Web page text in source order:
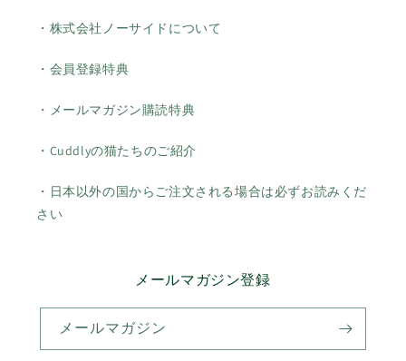
・株式会社ノーサイドについて
・会員登録特典
・メールマガジン購読特典
・Cuddlyの猫たちのご紹介
・日本以外の国からご注文される場合は必ずお読みくだ
さい
メールマガジン登録
メールマガジン